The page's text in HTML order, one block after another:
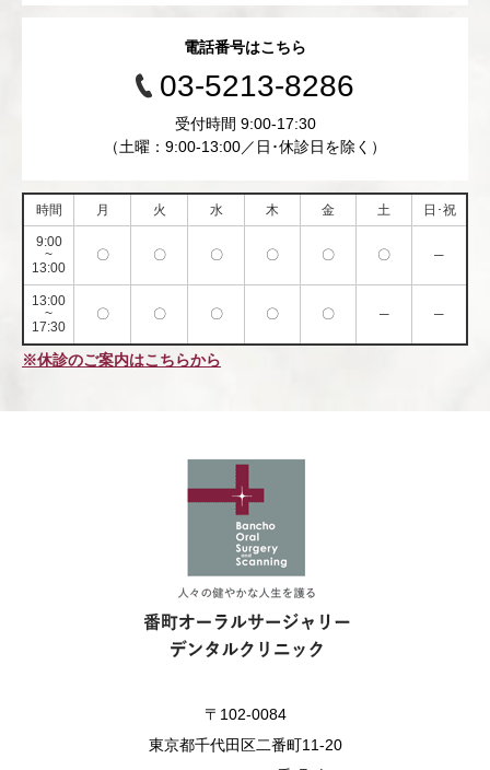
電話番号はこちら
03-5213-8286
受付時間 9:00-17:30
（土曜：9:00-13:00／日･休診日を除く）
時間 月 火 水 木 金 土 日･祝
9:00
~
13:00
〇 〇 〇 〇 〇 〇 ─
13:00
~
17:30
〇 〇 〇 〇 〇 ─ ─
※休診のご案内はこちらから
〒102-0084
東京都千代田区二番町11-20